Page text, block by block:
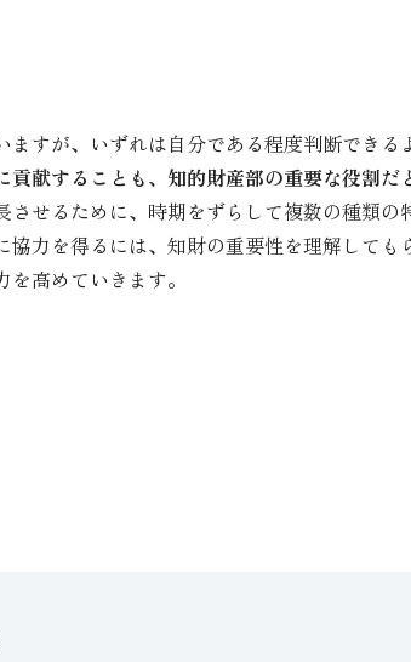
すが、いずれは自分である程度判断でき
献することも、知的財産部の重要な役割だ
せるために、時期をずらして複数の種類
力を得るには、知財の重要性を理解して
高めていきます。